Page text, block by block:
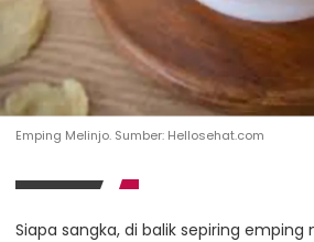
Emping Melinjo. Sumber: Hellosehat.com
Siapa sangka, di balik sepiring emping